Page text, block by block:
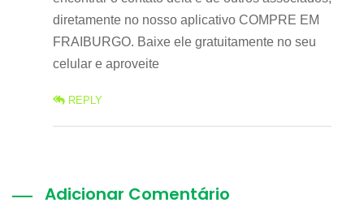
diretamente no nosso aplicativo COMPRE EM
FRAIBURGO. Baixe ele gratuitamente no seu
celular e aproveite
REPLY
Adicionar Comentário